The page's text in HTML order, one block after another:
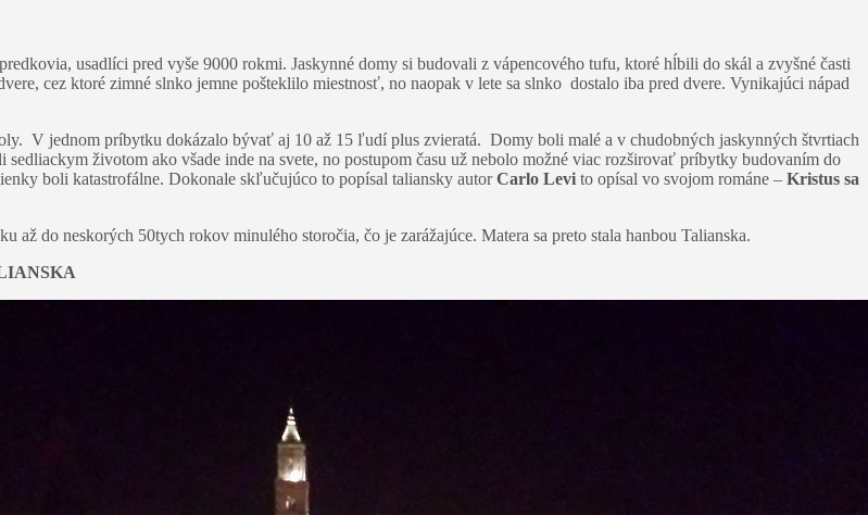
usadlíci pred vyše 9000 rokmi. Jaskynné domy si budovali z vápencového tufu, ktoré hĺbili do skál a zvyšné časti
cez ktoré zimné slnko jemne pošteklilo miestnosť, no naopak v lete sa slnko dostalo iba pred dvere. Vynikajúci nápad
V jednom príbytku dokázalo bývať aj 10 až 15 ľudí plus zvieratá. Domy boli malé a v chudobných jaskynných štvrtiach
životom ako všade inde na svete, no postupom času už nebolo možné viac rozširovať príbytky budovaním do
boli katastrofálne. Dokonale skľučujúco to popísal taliansky autorCarlo Levi to opísal vo svojom románe – Kristus sa
do neskorých 50tych rokov minulého storočia, čo je zarážajúce. Matera sa preto stala hanbou Talianska.